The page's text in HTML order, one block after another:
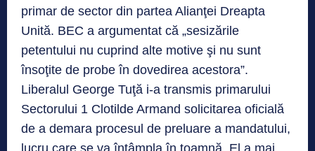
primar de sector din partea Alianţei Dreapta
Unită. BEC a argumentat că „sesizările
petentului nu cuprind alte motive şi nu sunt
însoţite de probe în dovedirea acestora”.
Liberalul George Tuţă i-a transmis primarului
Sectorului 1 Clotilde Armand solicitarea oficială
de a demara procesul de preluare a mandatului,
lucru care se va întâmpla în toamnă. El a mai